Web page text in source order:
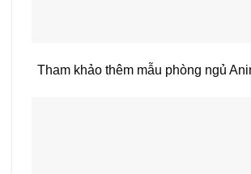
Tham khảo thêm mẫu phòng ngủ